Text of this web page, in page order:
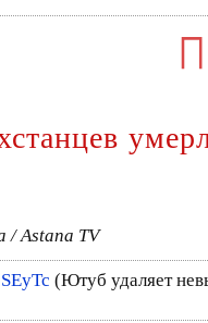
/ Astana TV
(Ютуб удаляет